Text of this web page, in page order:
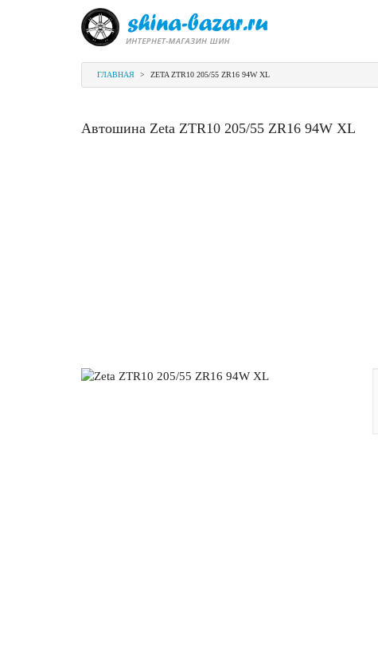
ГЛАВНАЯ > ZETA ZTR10 205/55 ZR16 94W XL
Автошина Zeta ZTR10 205/55 ZR16 94W XL